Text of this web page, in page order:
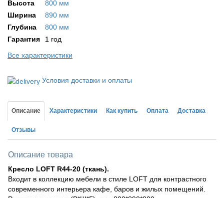
Высота
800 мм
Ширина
890 мм
Глубина
800 мм
Гарантия
1 год
Все характеристики
Условия доставки и оплаты
Описание Характеристики Как купить Оплата Доставка
Отзывы
Описание товара
Кресло LOFT R44-20 (ткань).
Входит в коллекцию мебели в стиле LOFT для контрастного
современного интерьера кафе, баров и жилых помещений.